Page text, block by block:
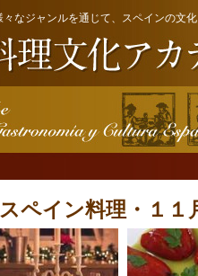
なジャンルを通じて、スペインの文
ペイン料理・１１